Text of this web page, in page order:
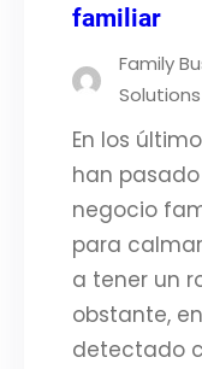
familiar
Family
Solutions
En los
han
negocio
para
a tener un
obstante,
detectado